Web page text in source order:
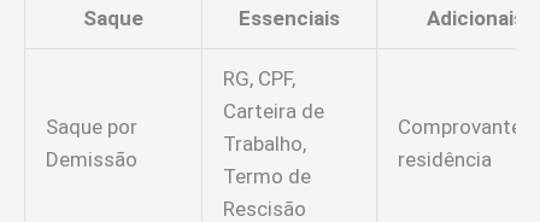
Saque
Essenciais
Adicionais
Saque por
Demissão
RG, CPF,
Carteira de
Trabalho,
Termo de
Rescisão
Comprovante
residência